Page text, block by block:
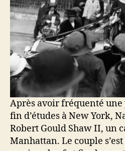
Après avoir fréquenté une
fin d’études à New York,
Robert Gould Shaw II, un
Manhattan. Le couple